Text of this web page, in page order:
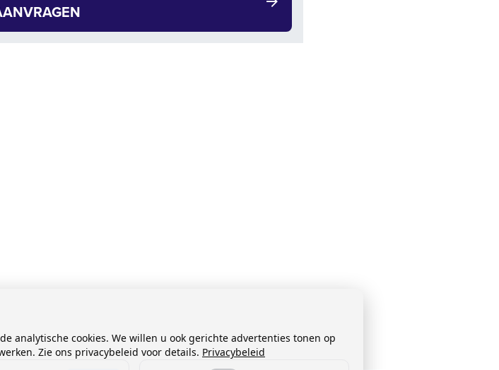
analytische cookies. We willen u ook gerichte advertenties tonen op
Zie ons privacybeleid voor details. Privacybeleid